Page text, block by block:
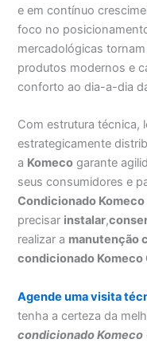
e em contínuo
foco no
mercadológicas tornam
produtos modernos e
conforto ao dia-a-dia
Com estrutura técnica,
estrategicamente
a Komeco garante
seus consumidores e
Condicionado Komeco
precisar instalar,
realizar a manutenção
condicionado Komeco
Agende uma visita
tenha a certeza da
condicionado Komeco